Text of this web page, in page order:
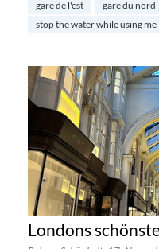
gare de l'est
gare du nord
stop the water while using me
Londons